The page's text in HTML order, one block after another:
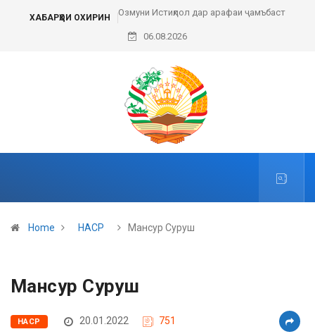
ХАБАРҲОИ ОХИРИН Озмуни Истиқлол дар арафаи ҷамъбаст
06.08.2026
Home НАСР Мансур Суруш
Мансур Суруш
НАСР 20.01.2022 751